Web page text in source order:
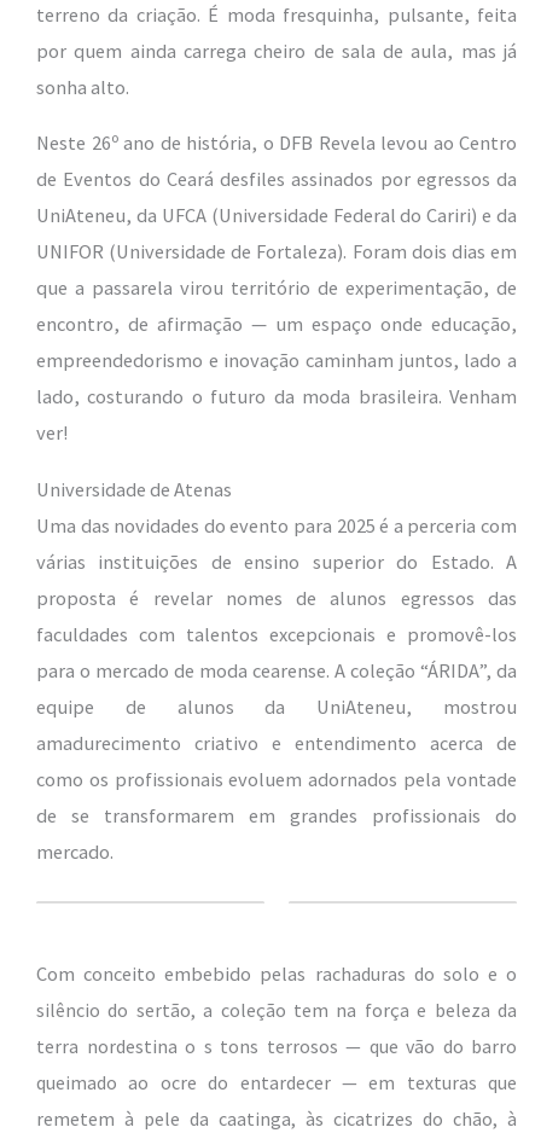
terreno da criação. É moda fresquinha, pulsante, feita
por quem ainda carrega cheiro de sala de aula, mas já
sonha alto.
Neste 26º ano de história, o DFB Revela levou ao Centro
de Eventos do Ceará desfiles assinados por egressos da
UniAteneu, da UFCA (Universidade Federal do Cariri) e da
UNIFOR (Universidade de Fortaleza). Foram dois dias em
que a passarela virou território de experimentação, de
encontro, de afirmação — um espaço onde educação,
empreendedorismo e inovação caminham juntos, lado a
lado, costurando o futuro da moda brasileira. Venham
ver!
Universidade de Atenas
Uma das novidades do evento para 2025 é a perceria com
várias instituições de ensino superior do Estado. A
proposta é revelar nomes de alunos egressos das
faculdades com talentos excepcionais e promovê-los
para o mercado de moda cearense. A coleção “ÁRIDA”, da
equipe de alunos da UniAteneu, mostrou
amadurecimento criativo e entendimento acerca de
como os profissionais evoluem adornados pela vontade
de se transformarem em grandes profissionais do
mercado.
Com conceito embebido pelas rachaduras do solo e o
silêncio do sertão, a coleção tem na força e beleza da
terra nordestina o s tons terrosos — que vão do barro
queimado ao ocre do entardecer — em texturas que
remetem à pele da caatinga, às cicatrizes do chão, à